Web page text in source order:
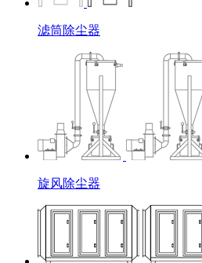
滤筒除尘器
旋风除尘器